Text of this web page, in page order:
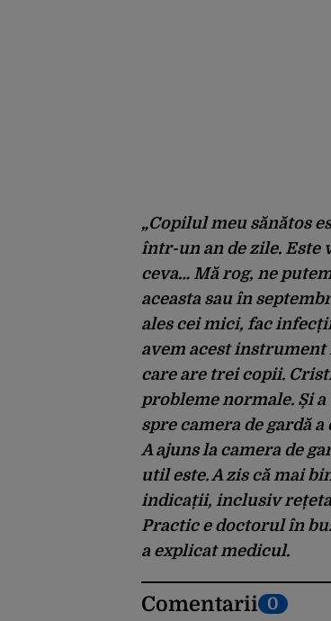
„Copilul meu sănătos
într-un an de zile. Este
ceva… Mă rog, ne
aceasta sau în
ales cei mici, fac
avem acest
care are trei copii.
probleme normale. Și
spre camera de gardă
A ajuns la camera de
util este. A zis că mai
indicații, inclusiv rețeta
Practic e doctorul în
a explicat medicul.
Comentarii 0